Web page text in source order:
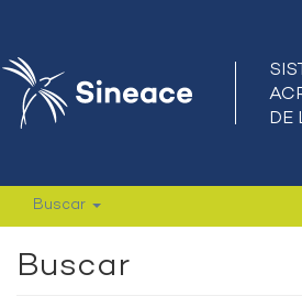
Buscar
Buscar